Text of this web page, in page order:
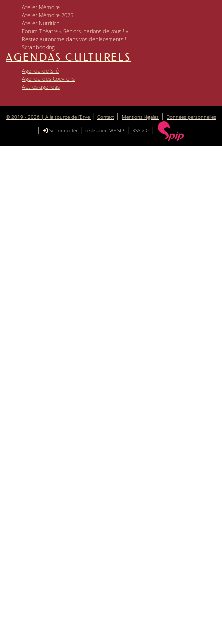
Atelier Mémoire
Atelier Mémoire 2025
Atelier Nutrition
Forum Théatre « Séniors, parlons de vous ! »
Restez autonome dans vos deplacements !
Scrapbooking
AGENDAS CULTURELS
Agenda de Sillé
Agenda des Coevrons
Autres agendas
© 2019 - 2026 | A la source de l’Erve | Contact | Mentions légales | Données personnelles
| Se connecter | réalisation WF SIP| RSS 2.0 |